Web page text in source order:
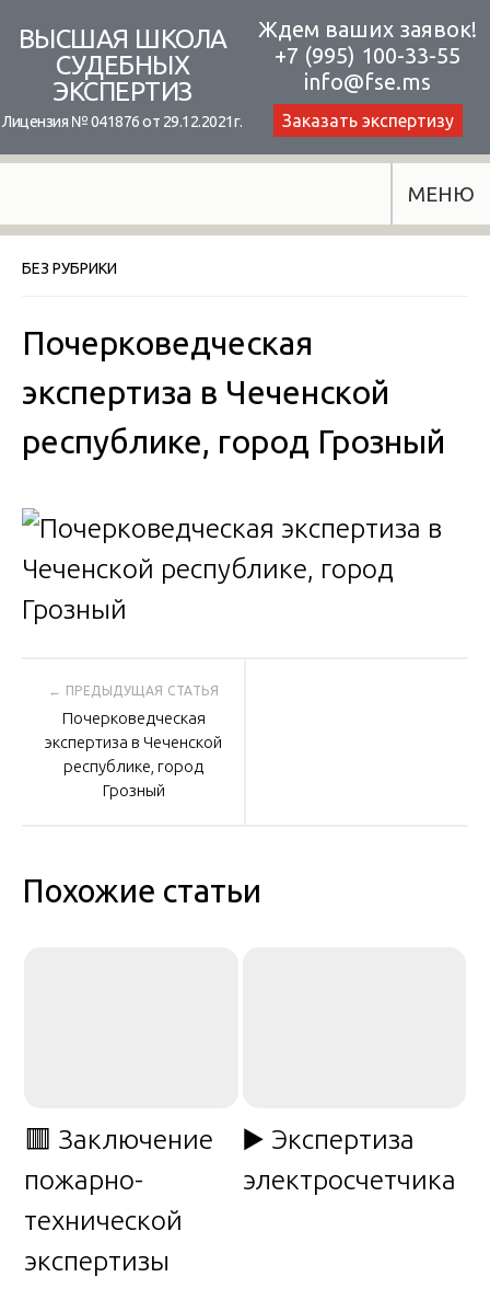
content
ВЫСШАЯ ШКОЛА
СУДЕБНЫХ
ЭКСПЕРТИЗ
Лицензия № 041876 от 29.12.2021г.
Ждем ваших заявок!
+7 (995) 100-33-55
info@fse.ms
Заказать экспертизу
МЕНЮ
БЕЗ РУБРИКИ
Почерковедческая
экспертиза в Чеченской
республике, город Грозный
Навигация
по
записям
Почерковедческая
экспертиза в Чеченской
республике, город
Грозный
Похожие статьи
🟥 Заключение
пожарно-
технической
экспертизы
▶️ Экспертиза
электросчетчика